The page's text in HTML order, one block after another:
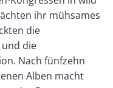
ihr mühsames
die
und die
Nach fünfzehn
Alben macht